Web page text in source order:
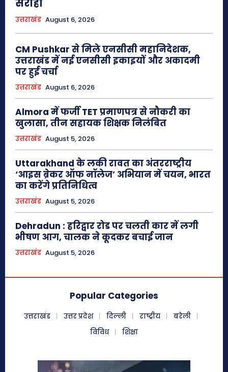
सराहा
उत्तराखंड August 6, 2026
CM Pushkar से मिले एनसीसी महानिदेशक,
उत्तराखंड में नई एनसीसी इकाइयों और अकादमी
पर हुई चर्चा
उत्तराखंड August 6, 2026
Almora में फर्जी TET प्रमाणपत्र से नौकरी का
खुलासा, तीन सहायक शिक्षक निलंबित
उत्तराखंड August 5, 2026
Uttarakhand के लकी रावत का अंतरराष्ट्रीय
‘आइस ब्रेकर ऑफ नॉलेज’ अभियान में चयन, भारत
का करेंगे प्रतिनिधित्व
उत्तराखंड August 5, 2026
Dehradun : हरिद्वार रोड पर चलती कार में लगी
भीषण आग, चालक ने कूदकर बचाई जान
उत्तराखंड August 5, 2026
Popular Categories
उत्तराखंड उत्तर प्रदेश दिल्ली राष्ट्रीय
बरेली
विविध
शिक्षा